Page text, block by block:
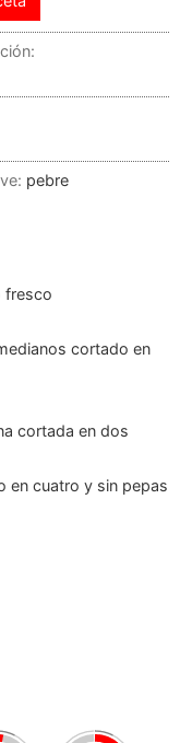
pebre
fresco
cortado en
cortada en dos
en cuatro y sin pepas